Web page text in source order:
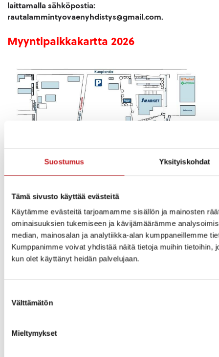
Suostumus Yksityiskohdat
Tämä sivusto käyttää evästeitä
Käytämme evästeitä tarjoamamme sisällön ja mainosten
ominaisuuksien tukemiseen ja kävijämäärämme
median, mainosalan ja analytiikka-alan kumppaneillemme
Kumppanimme voivat yhdistää näitä tietoja muihin tietoihin,
kun olet käyttänyt heidän palvelujaan.
valinta
Välttämätön
Mieltymykset
laittamalla sähköpostia:
rautalammintyovaenyhdistys@gmail.com.
Myyntipaikkakartta 2026
Raittisoittokilpailu järjestettiin 2025 ja
sen voitti Oulun_Keskusta
Tänä vuonna Raittisoittokilpailua ei järjestetä, mutta
eletään toivossa, että ensi vuonna taas raitti soi myös